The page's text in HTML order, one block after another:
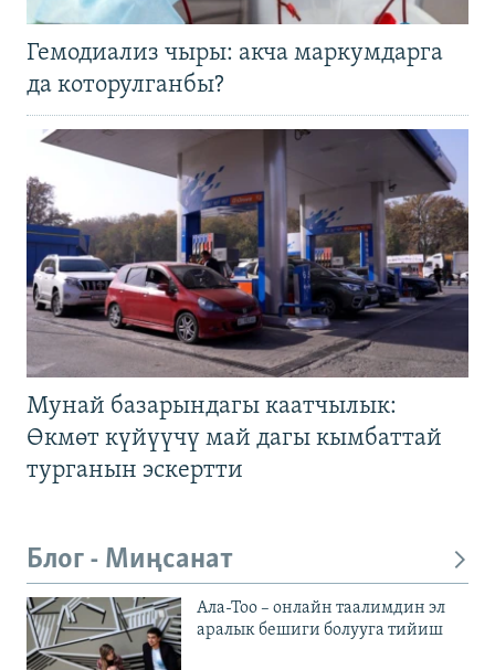
Гемодиализ чыры: акча маркумдарга
да которулганбы?
Мунай базарындагы каатчылык:
Өкмөт күйүүчү май дагы кымбаттай
турганын эскертти
Блог - Миңсанат
Ала-Тоо – онлайн таалимдин эл
аралык бешиги болууга тийиш